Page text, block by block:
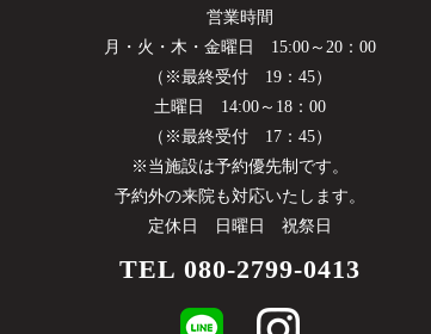
営業時間
月・火・木・金曜日
15:00～20：00
（※最終受付 19：45）
土曜日 14:00～18：00
（※最終受付 17：45）
※当施設は予約優先制です。
予約外の来院も対応いたします。
定休日 日曜日 祝祭日
TEL 080-2799-0413